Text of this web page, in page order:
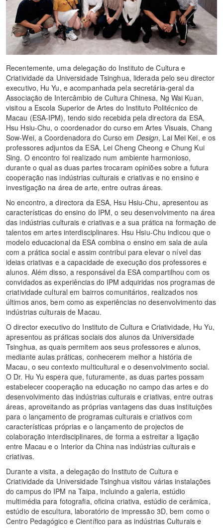
Recentemente, uma delegação do Instituto de Cultura e
Criatividade da Universidade Tsinghua, liderada pelo seu director
executivo, Hu Yu, e acompanhada pela secretária-geral da
Associação de Intercâmbio de Cultura Chinesa, Ng Wai Kuan,
visitou a Escola Superior de Artes do Instituto Politécnico de
Macau (ESA-IPM), tendo sido recebida pela directora da ESA,
Hsu Hsiu-Chu, o coordenador do curso em Artes Visuais, Chang
Sow-Wei, a Coordenadora do Curso em Design, Lai Mei Kei, e os
professores adjuntos da ESA, Lei Cheng Cheong e Chung Kui
Sing. O encontro foi realizado num ambiente harmonioso,
durante o qual as duas partes trocaram opiniões sobre a futura
cooperação nas indústrias culturais e criativas e no ensino e
investigação na área de arte, entre outras áreas.
No encontro, a directora da ESA, Hsu Hsiu-Chu, apresentou as
características do ensino do IPM, o seu desenvolvimento na área
das indústrias culturais e criativas e a sua prática na formação de
talentos em artes interdisciplinares. Hsu Hsiu-Chu indicou que o
modelo educacional da ESA combina o ensino em sala de aula
com a prática social e assim contribui para elevar o nível das
ideias criativas e a capacidade de execução dos professores e
alunos. Além disso, a responsável da ESA compartilhou com os
convidados as experiências do IPM adquiridas nos programas de
criatividade cultural em bairros comunitários, realizados nos
últimos anos, bem como as experiências no desenvolvimento das
indústrias culturais de Macau.
O director executivo do Instituto de Cultura e Criatividade, Hu Yu,
apresentou as práticas sociais dos alunos da Universidade
Tsinghua, as quais permitem aos seus professores e alunos,
mediante aulas práticas, conhecerem melhor a história de
Macau, o seu contexto multicultural e o desenvolvimento social.
O Dr. Hu Yu espera que, futuramente, as duas partes possam
estabelecer cooperação na educação no campo das artes e do
desenvolvimento das indústrias culturais e criativas, entre outras
áreas, aproveitando as próprias vantagens das duas instituições
para o lançamento de programas culturais e criativos com
características próprias e o lançamento de projectos de
colaboração interdisciplinares, de forma a estreitar a ligação
entre Macau e o Interior da China nas indústrias culturais e
criativas.
Durante a visita, a delegação do Instituto de Cultura e
Criatividade da Universidade Tsinghua visitou várias instalações
do campus do IPM na Taipa, incluindo a galeria, estúdio
multimédia para fotografia, oficina criativa, estúdio de cerâmica,
estúdio de escultura, laboratório de impressão 3D, bem como o
Centro Pedagógico e Científico para as indústrias Culturais e